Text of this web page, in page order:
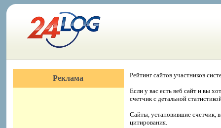
Реклама Рейтинг сайтов участников
Если у вас есть веб сайт и вы
счетчик с детальной
Сайты, установившие счетчик,
цитирования.